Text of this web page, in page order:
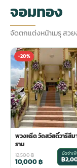
จอมทอง
จัดตกแต่งหน้าเมรุ สว
-20%
พวงหรีด วัดสวัสดิ์วารีสีม
ราม
12,500฿
10,000฿
มัดจำเ
฿